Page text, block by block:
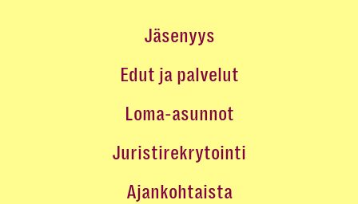
Jäsenyys
Edut ja palvelut
Loma-asunnot
Juristirekrytointi
Ajankohtaista